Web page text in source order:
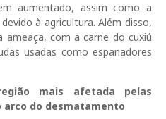
aumentado, assim como a
à agricultura. Além disso,
com a carne do cuxiú
usadas como espanadores
mais afetada pelas
arco do desmatamento